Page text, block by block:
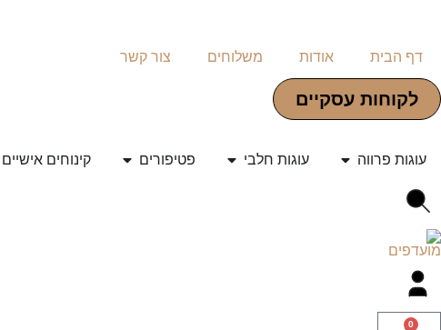
דף הבית אודות משלוחים צור קשר
לקוחות עסקיים
עוגות פרווה עוגות חלבי פטיפורים קינוחים אישיים
0